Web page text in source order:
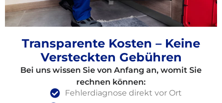
Transparente Kosten – Keine
Versteckten Gebühren
Bei uns wissen Sie von Anfang an, womit Sie
rechnen können:
Fehlerdiagnose direkt vor Ort